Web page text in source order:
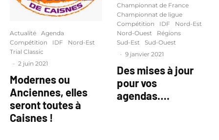
Actualité
Agenda
Compétition
IDF
Nord-Est
Trial Classic
· 2 juin 2021
Modernes ou
Anciennes, elles
seront toutes à
Caisnes !
Championnat de France
Championnat de ligue
Compétition
IDF
Nord-Est
Nord-Ouest
Régions
Sud-Est
Sud-Ouest
· 9 janvier 2021
Des mises à jour
pour vos
agendas….